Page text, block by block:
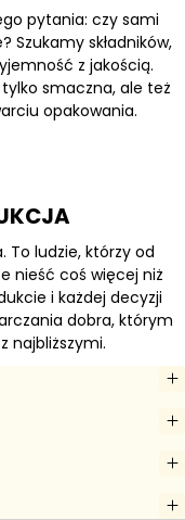
pytania: czy sami
Szukamy składników,
z jakością.
smaczna, ale też
opakowania.
To ludzie, którzy od
nieść coś więcej niż
i każdej decyzji
dobra, którym
najbliższymi.